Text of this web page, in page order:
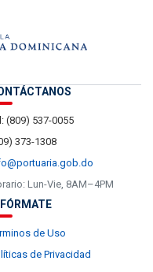
(809) 537-0055
373-1308
Lun-Vie, 8AM–4PM
de Uso
de Privacidad